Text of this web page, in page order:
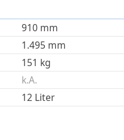
910 mm
1.495 mm
151 kg
k.A.
12 Liter